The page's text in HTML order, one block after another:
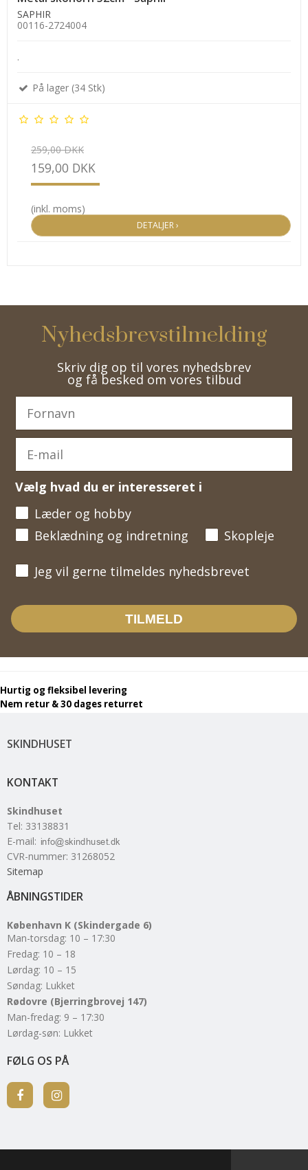
SAPHIR
00116-2724004
.
På lager (34 Stk)
259,00 DKK
159,00 DKK
(inkl. moms)
DETALJER ›
SKINDHUSET
KONTAKT
Skindhuset
Tel: 33138831
E-mail:
CVR-nummer: 31268052
Sitemap
ÅBNINGSTIDER
København K (Skindergade 6)
Man-torsdag: 10 – 17:30
Fredag: 10 – 18
Lørdag: 10 – 15
Søndag: Lukket
Rødovre (Bjerringbrovej 147)
Man-fredag: 9 – 17:30
Lørdag-søn: Lukket
FØLG OS PÅ
Nyhedsbrevstilmelding
Skriv dig op til vores nyhedsbrev
og få besked om vores tilbud
Vælg hvad du er interesseret i
Læder og hobby
Beklædning og indretning
Skopleje
Jeg vil gerne tilmeldes nyhedsbrevet
Jeg vil gerne tilmeldes nyhedsbrevet
TILMELD
Hurtig og fleksibel levering
Nem retur & 30 dages returret